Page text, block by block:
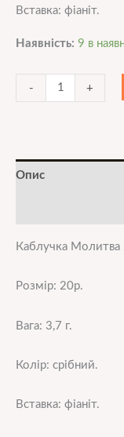
Вставка: фіаніт.
Наявність: 9 в
- +
Опис
Каблучка Молитва
Розмір: 20р.
Вага: 3,7 г.
Колір: срібний.
Вставка: фіаніт.